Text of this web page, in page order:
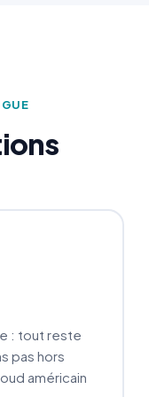
: tout reste
pas hors
américain